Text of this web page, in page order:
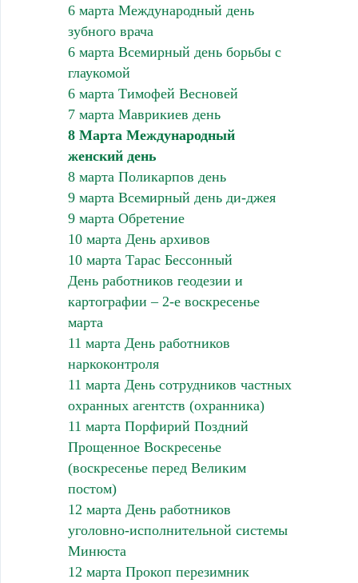
6 марта Международный день
зубного врача
6 марта Всемирный день борьбы с
глаукомой
6 марта Тимофей Весновей
7 марта Маврикиев день
8 Марта Международный
женский день
8 марта Поликарпов день
9 марта Всемирный день ди-джея
9 марта Обретение
10 марта День архивов
10 марта Тарас Бессонный
День работников геодезии и
картографии – 2-е воскресенье
марта
11 марта День работников
наркоконтроля
11 марта День сотрудников частных
охранных агентств (охранника)
11 марта Порфирий Поздний
Прощенное Воскресенье
(воскресенье перед Великим
постом)
12 марта День работников
уголовно-исполнительной системы
Минюста
12 марта Прокоп перезимник